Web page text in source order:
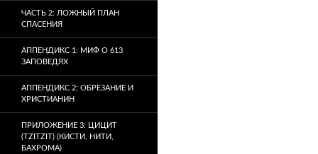
ЧАСТЬ 2: ЛОЖНЫЙ ПЛАН
СПАСЕНИЯ
АППЕНДИКС 1: МИФ О 613
ЗАПОВЕДЯХ
АППЕНДИКС 2: ОБРЕЗАНИЕ И
ХРИСТИАНИН
ПРИЛОЖЕНИЕ 3: ЦИЦИТ
(TZITZIT) (КИСТИ, НИТИ,
БАХРОМА)